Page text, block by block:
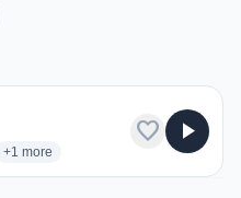
stations
+1 more genres for Radio Jodlerwirt
more
favorite play_arrow